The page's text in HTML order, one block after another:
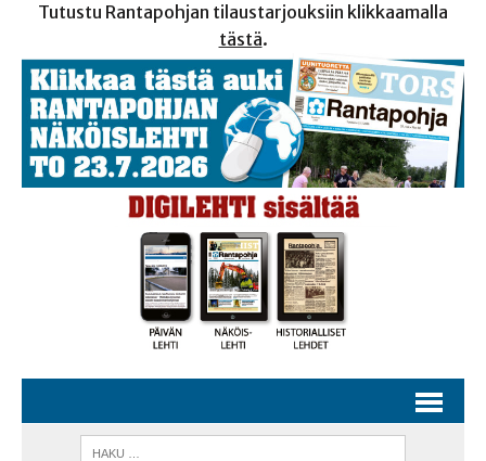
Tutustu Rantapohjan tilaustarjouksiin klikkaamalla
tästä.